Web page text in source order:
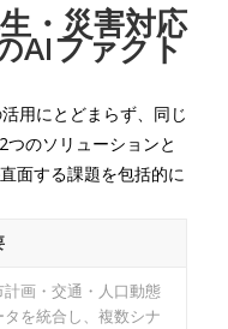
・災害対応
AIファクト
用にとどまらず、同じ
のソリューションと
面する課題を包括的に
計画・交通・人口動態
タを統合し、複数シナ